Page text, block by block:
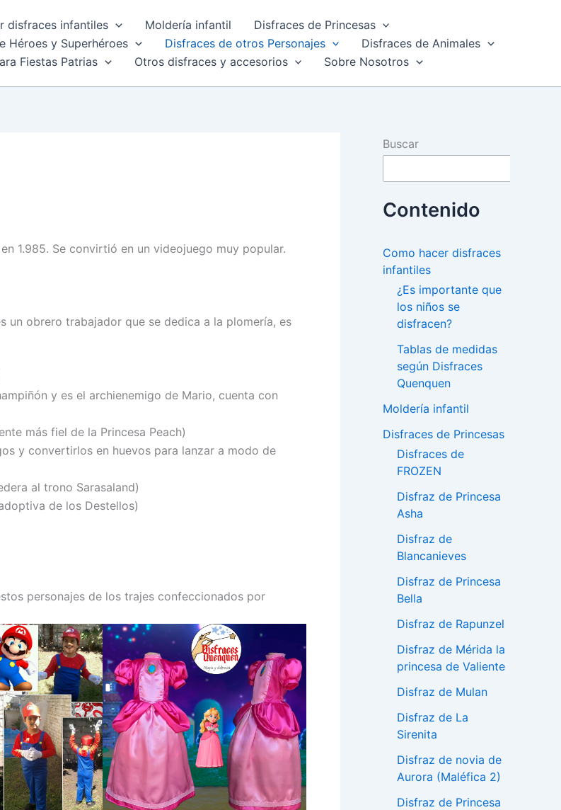
disfraces infantiles Moldería infantil
Disfraces de Princesas
Héroes y Superhéroes
Disfraces de otros Personajes
Disfraces de Animales
Fiestas Patrias
Otros disfraces y accesorios Sobre Nosotros
1.985. Se convirtió en un videojuego muy popular.
un obrero trabajador que se dedica a la plomería, es
y es el archienemigo de Mario, cuenta con
más fiel de la Princesa Peach)
y convertirlos en huevos para lanzar a modo de
al trono Sarasaland)
de los Destellos)
personajes de los trajes confeccionados por
Buscar
Contenido
Como hacer disfraces
infantiles
¿Es importante que
los niños se
disfracen?
Tablas de medidas
según Disfraces
Quenquen
Moldería infantil
Disfraces de Princesas
Disfraces de
FROZEN
Disfraz de Princesa
Asha
Disfraz de
Blancanieves
Disfraz de Princesa
Bella
Disfraz de Rapunzel
Disfraz de Mérida la
princesa de Valiente
Disfraz de Mulan
Disfraz de La
Sirenita
Disfraz de novia de
Aurora (Maléfica 2)
Disfraz de Princesa